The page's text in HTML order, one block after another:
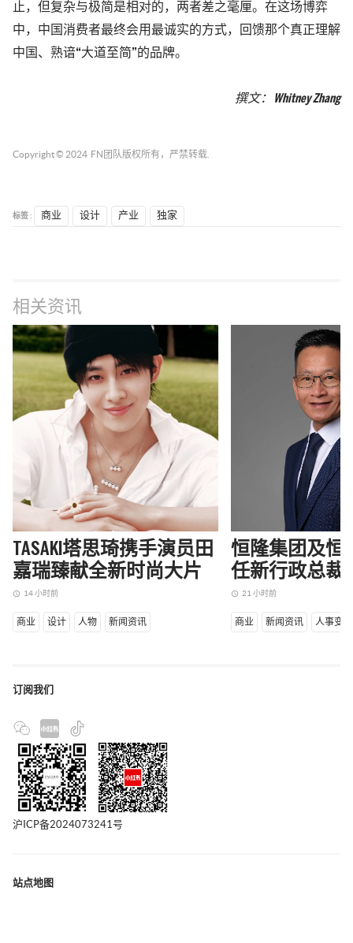
止，但复杂与极简是相对的，两者差之毫厘。 在这场博弈
中，中国消费者最终会用最诚实的方式，回馈那个真正理解
中国、熟谙“大道至简”的品牌。
撰文： Whitney Zhang
Copyright © 2024 FN团队 版权所有，严禁转载.
标签 : 商业 设计 产业 独家
相关资讯
TASAKI塔思琦携手演员田
嘉瑞臻献全新时尚大片
access_time 14 小时前
商业 设计 人物 新闻资讯
恒隆集团及恒
任新行政总裁
access_time 21 小时前
商业 新闻资讯 人事变动
订阅我们
沪ICP备2024073241号
站点地图